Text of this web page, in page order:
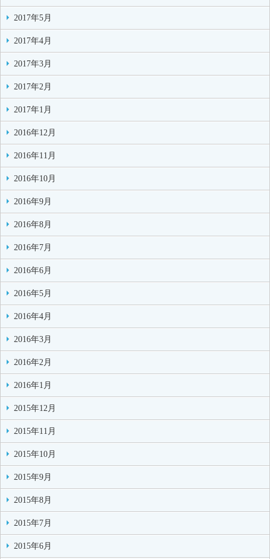
2017年5月
2017年4月
2017年3月
2017年2月
2017年1月
2016年12月
2016年11月
2016年10月
2016年9月
2016年8月
2016年7月
2016年6月
2016年5月
2016年4月
2016年3月
2016年2月
2016年1月
2015年12月
2015年11月
2015年10月
2015年9月
2015年8月
2015年7月
2015年6月